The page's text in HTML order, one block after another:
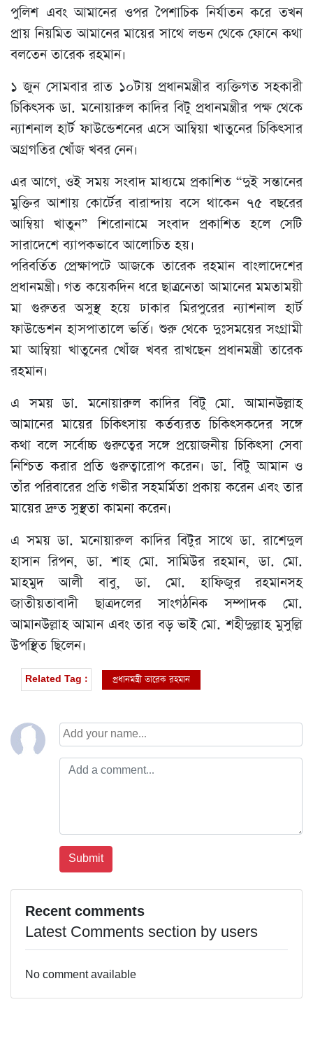
পুলিশ এবং আমানের ওপর পৈশাচিক নির্যাতন করে তখন
প্রায় নিয়মিত আমানের মায়ের সাথে লন্ডন থেকে ফোনে কথা
বলতেন তারেক রহমান।
১ জুন সোমবার রাত ১০টায় প্রধানমন্ত্রীর ব্যক্তিগত সহকারী
চিকিৎসক ডা. মনোয়ারুল কাদির বিটু প্রধানমন্ত্রীর পক্ষ থেকে
ন্যাশনাল হার্ট ফাউন্ডেশনের এসে আম্বিয়া খাতুনের চিকিৎসার
অগ্রগতির খোঁজ খবর নেন।
এর আগে, ওই সময় সংবাদ মাধ্যমে প্রকাশিত “দুই সন্তানের
মুক্তির আশায় কোর্টের বারান্দায় বসে থাকেন ৭৫ বছরের
আম্বিয়া খাতুন” শিরোনামে সংবাদ প্রকাশিত হলে সেটি
সারাদেশে ব্যাপকভাবে আলোচিত হয়।
পরিবর্তিত প্রেক্ষাপটে আজকে তারেক রহমান বাংলাদেশের
প্রধানমন্ত্রী। গত কয়েকদিন ধরে ছাত্রনেতা আমানের মমতাময়ী
মা গুরুতর অসুস্থ হয়ে ঢাকার মিরপুরের ন্যাশনাল হার্ট
ফাউন্ডেশন হাসপাতালে ভর্তি। শুরু থেকে দুঃসময়ের সংগ্রামী
মা আম্বিয়া খাতুনের খোঁজ খবর রাখছেন প্রধানমন্ত্রী তারেক
রহমান।
এ সময় ডা. মনোয়ারুল কাদির বিটু মো. আমানউল্লাহ
আমানের মায়ের চিকিৎসায় কর্তব্যরত চিকিৎসকদের সঙ্গে
কথা বলে সর্বোচ্চ গুরুত্বের সঙ্গে প্রয়োজনীয় চিকিৎসা সেবা
নিশ্চিত করার প্রতি গুরুত্বারোপ করেন। ডা. বিটু আমান ও
তাঁর পরিবারের প্রতি গভীর সহমর্মিতা প্রকায় করেন এবং তার
মায়ের দ্রুত সুস্থতা কামনা করেন।
এ সময় ডা. মনোয়ারুল কাদির বিটুর সাথে ডা. রাশেদুল
হাসান রিপন, ডা. শাহ মো. সামিউর রহমান, ডা. মো.
মাহমুদ আলী বাবু, ডা. মো. হাফিজুর রহমানসহ
জাতীয়তাবাদী ছাত্রদলের সাংগঠনিক সম্পাদক মো.
আমানউল্লাহ আমান এবং তার বড় ভাই মো. শহীদুল্লাহ মুসুল্লি
উপস্থিত ছিলেন।
Related Tag : প্রধানমন্ত্রী তারেক রহমান
Recent comments
Latest Comments section by users
No comment available